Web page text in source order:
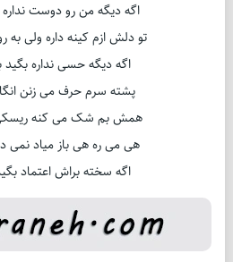
اگه دیگه من رو دوست
تو دلش ازم کینه داره ولی به
اگه دیگه حسی نداره بگید
پشته سرم حرف می زنن
همش بم شک می کنه
هی می ره هی باز میاد نمی
اگه سخته براش اعتماد